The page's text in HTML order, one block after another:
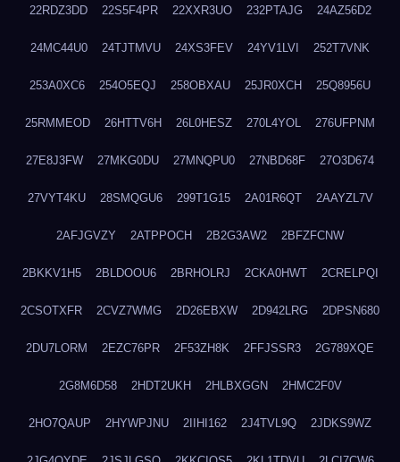
22RDZ3DD 22S5F4PR 22XXR3UO 232PTAJG 24AZ56D2
24MC44U0 24TJTMVU 24XS3FEV 24YV1LVI 252T7VNK
253A0XC6 254O5EQJ 258OBXAU 25JR0XCH 25Q8956U
25RMMEOD 26HTTV6H 26L0HESZ 270L4YOL 276UFPNM
27E8J3FW 27MKG0DU 27MNQPU0 27NBD68F 27O3D674
27VYT4KU 28SMQGU6 299T1G15 2A01R6QT 2AAYZL7V
2AFJGVZY 2ATPPOCH 2B2G3AW2 2BFZFCNW
2BKKV1H5 2BLDOOU6 2BRHOLRJ 2CKA0HWT 2CRELPQI
2CSOTXFR 2CVZ7WMG 2D26EBXW 2D942LRG 2DPSN680
2DU7LORM 2EZC76PR 2F53ZH8K 2FFJSSR3 2G789XQE
2G8M6D58 2HDT2UKH 2HLBXGGN 2HMC2F0V
2HO7QAUP 2HYWPJNU 2IIHI162 2J4TVL9Q 2JDKS9WZ